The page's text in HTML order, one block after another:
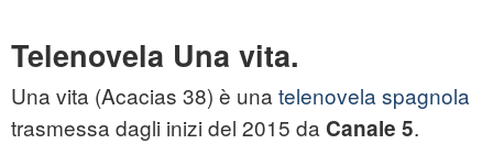
Telenovela Una vita.
Una vita (Acacias 38) è una telenovela spagnola
trasmessa dagli inizi del 2015 da Canale 5.